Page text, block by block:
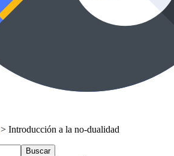
> Introducción a la no-dualidad
Buscar